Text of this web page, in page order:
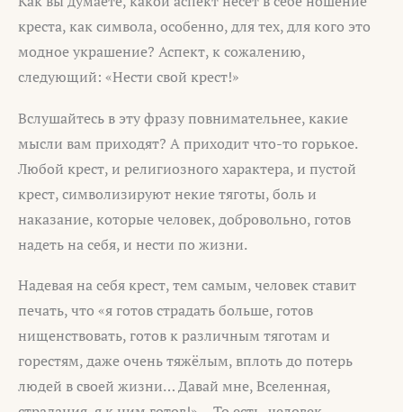
креста, как символа, особенно, для тех, для кого это
модное украшение? Аспект, к сожалению,
следующий: «Нести свой крест!»
Вслушайтесь в эту фразу повнимательнее, какие
мысли вам приходят? А приходит что-то горькое.
Любой крест, и религиозного характера, и пустой
крест, символизируют некие тяготы, боль и
наказание, которые человек, добровольно, готов
надеть на себя, и нести по жизни.
Надевая на себя крест, тем самым, человек ставит
печать, что «я готов страдать больше, готов
нищенствовать, готов к различным тяготам и
горестям, даже очень тяжёлым, вплоть до потерь
людей в своей жизни… Давай мне, Вселенная,